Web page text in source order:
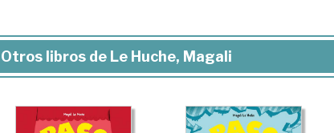
Otros libros de Le Huche, Magali